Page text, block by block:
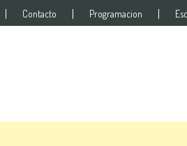
Contacto Programacion